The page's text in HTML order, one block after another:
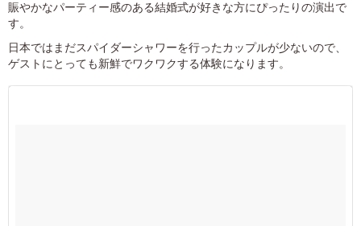
賑やかなパーティー感のある結婚式が好きな方にぴったりの演出で
す。
日本ではまだスパイダーシャワーを行ったカップルが少ないので、
ゲストにとっても新鮮でワクワクする体験になります。